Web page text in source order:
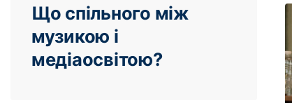
Що спільного між
музикою і
медіаосвітою?